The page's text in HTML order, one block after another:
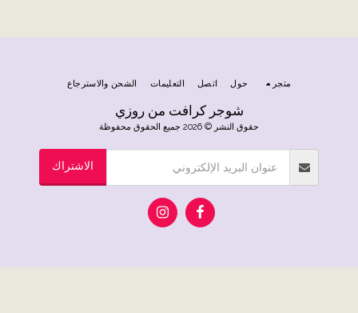
شوجر كرافت من روزي
حقوق النشر © 2026 جميع الحقوق محفوظة
متجر حول اتصل التعليمات الشحن والاسترجاع
الاشتراك